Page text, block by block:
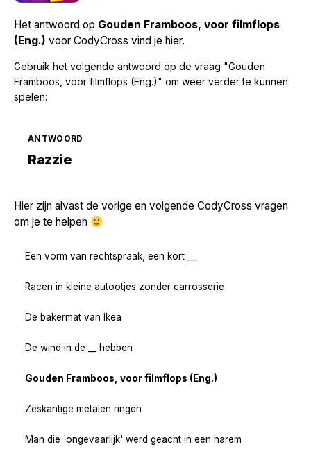
Het antwoord op Gouden Framboos, voor filmflops
(Eng.) voor CodyCross vind je hier.
Gebruik het volgende antwoord op de vraag "Gouden
Framboos, voor filmflops (Eng.)" om weer verder te kunnen
spelen:
ANTWOORD
Razzie
Hier zijn alvast de vorige en volgende CodyCross vragen
om je te helpen
Een vorm van rechtspraak, een kort __
Racen in kleine autootjes zonder carrosserie
De bakermat van Ikea
De wind in de __ hebben
Gouden Framboos, voor filmflops (Eng.)
Zeskantige metalen ringen
Man die 'ongevaarlijk' werd geacht in een harem